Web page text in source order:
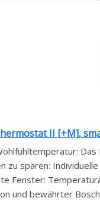
II [+M],
zu sparen:
Fenster:
und bewährter